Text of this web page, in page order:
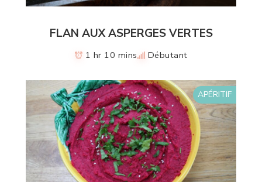
FLAN AUX ASPERGES VERTES
1 hr 10 mins Débutant
APÉRITIF